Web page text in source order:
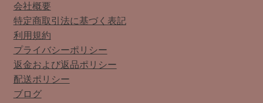
会社概要
特定商取引法に基づく表記
利用規約
プライバシーポリシー
返金および返品ポリシー
配送ポリシー
ブログ